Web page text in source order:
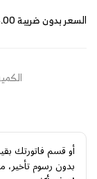
السعر بدون ضريبة
أو قسم فاتورتك
بدون رسوم تأخير،